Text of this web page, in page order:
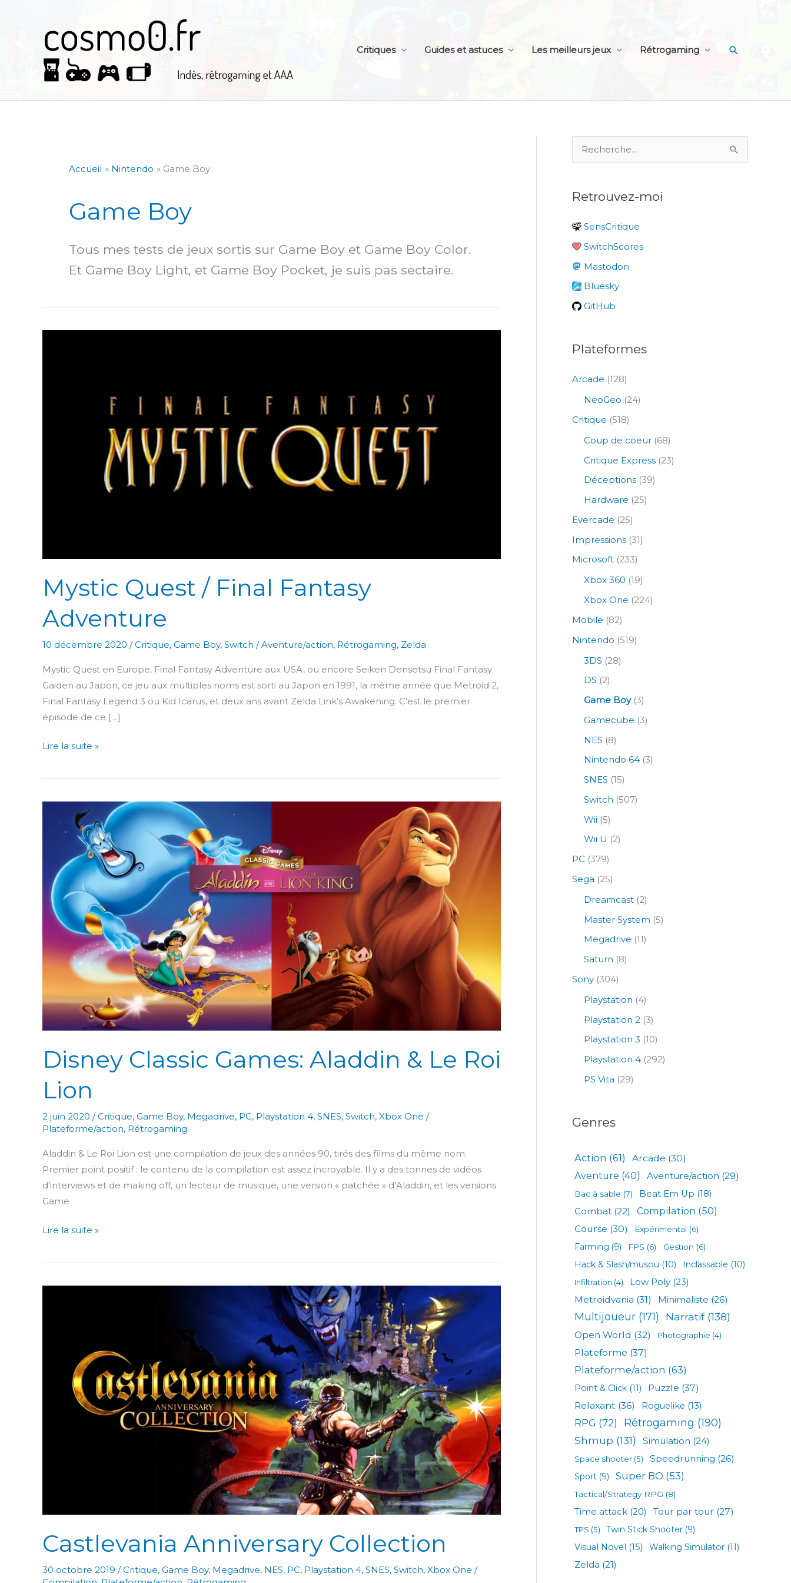
Critiques
Guides et astuces Les meilleurs jeux Rétrogaming
Accueil Nintendo Game Boy
Game Boy
Tous mes tests de jeux sortis sur Game Boy et Game Boy Color.
Et Game Boy Light, et Game Boy Pocket, je suis pas sectaire.
Mystic Quest / Final Fantasy
Adventure
10 décembre 2020 /Critique, Game Boy, Switch /Aventure/action, Rétrogaming, Zelda
Mystic Quest en Europe, Final Fantasy Adventure aux USA, ou encore Seiken Densetsu Final Fantasy
Gaiden au Japon, ce jeu aux multiples noms est sorti au Japon en 1991, la même année que Metroid 2,
Final Fantasy Legend 3 ou Kid Icarus, et deux ans avant Zelda Link’s Awakening. C’est le premier
épisode de ce […]
Mystic
/
Adventure
Lire la suite »
Disney Classic Games: Aladdin & Le Roi
Lion
2 juin 2020 /Critique, Game Boy, Megadrive, PC, Playstation 4, SNES, Switch, Xbox One /
Plateforme/action, Rétrogaming
Aladdin & Le Roi Lion est une compilation de jeux des années 90, tirés des films du même nom.
Premier point positif : le contenu de la compilation est assez incroyable. Il y a des tonnes de vidéos
d’interviews et de making off, un lecteur de musique, une version « patchée » d’Aladdin, et les versions
Game
Disney
Games:
Lire la suite »
Castlevania Anniversary Collection
30 octobre 2019 /Critique, Game Boy, Megadrive, NES, PC, Playstation 4, SNES, Switch, Xbox One /
e
h
r
c
h
e
r
Retrouvez-moi
SensCritique
SwitchScores
Mastodon
Bluesky
GitHub
Plateformes
Arcade (128)
NeoGeo (24)
Critique (518)
Coup de coeur (68)
Critique Express (23)
Déceptions (39)
Hardware (25)
Evercade (25)
Impressions (31)
Microsoft (233)
Xbox 360 (19)
Xbox One (224)
Mobile (82)
Nintendo (519)
3DS (28)
DS (2)
Game Boy(3)
Gamecube (3)
NES (8)
Nintendo 64 (3)
SNES (15)
Switch (507)
Wii (5)
Wii U (2)
PC (379)
Sega (25)
Dreamcast (2)
Master System (5)
Megadrive (11)
Saturn (8)
Sony (304)
Playstation (4)
Playstation 2 (3)
Playstation 3 (10)
Playstation 4 (292)
PS Vita (29)
Genres
Action (61) Arcade (30)
Aventure (40) Aventure/action (29)
Bac à sable (7) Beat Em Up (18)
Combat(22) Compilation (50)
Course (30) Expérimental (6)
Farming (9) FPS (6) Gestion (6)
Hack & Slash/musou (10) Inclassable (10)
Infiltration (4) Low Poly (23)
Metroidvania (31) Minimaliste (26)
Multijoueur(171) Narratif(138)
Open World (32) Photographie (4)
Plateforme (37)
Plateforme/action (63)
Point & Click(11) Puzzle (37)
Relaxant (36) Roguelike (13)
RPG (72) Rétrogaming (190)
Shmup (131) Simulation (24)
Space shooter(5) Speedrunning (26)
Sport(9) Super BO (53)
Tactical/Strategy RPG (8)
Time attack(20) Tour par tour (27)
TPS (5) Twin Stick Shooter (9)
Visual Novel (15) Walking Simulator (11)
Zelda (21)